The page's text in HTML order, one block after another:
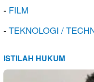
- FILM
-TEKNOLOGI /
ISTILAH HUKUM